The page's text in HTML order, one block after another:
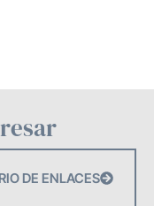
DE ENLACES